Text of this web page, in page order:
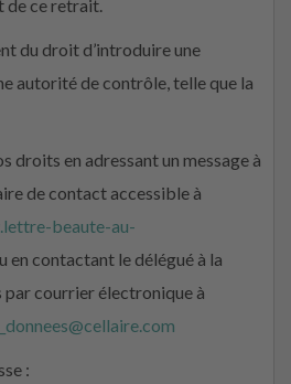
de ce retrait.
du droit d’introduire une
autorité de contrôle, telle que la
droits en adressant un message à
de contact accessible à
beaute-au-
en contactant le délégué à la
courrier électronique à
: